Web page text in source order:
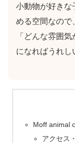
小動物が好きな
める空間なので
「どんな雰囲
になればうれし
Moff animal
アクセス